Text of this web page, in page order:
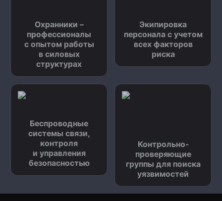
Охранники –
профессионалы
с опытом работы
в силовых
структурах
Экипировка
персонала с учетом
всех факторов
риска
Беспроводные
системы связи,
контроля
и управления
безопасностью
Контрольно-
проверяющие
группы для поиска
уязвимостей